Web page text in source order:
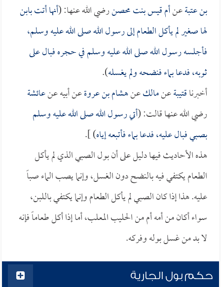
بن عتبةعنأم قيس بنت محصنرضي الله عنها: (أنها أتت بابن
لها صغير لم يأكل الطعام إلى رسول الله صلى الله عليه وسلم،
فأجلسه رسول الله صلى الله عليه وسلم في حجره فبال على
ثوبه، فدعا بماء فنضحه ولم يغسله).
أخبرناقتيبةعنمالكعنهشام بن عروةعن أبيه عنعائشة
رضي الله عنها قالت: (أتي رسول الله صلى الله عليه وسلم
بصبي فبال عليه، فدعا بماء فأتبعه إياه) ].
هذه الأحاديث فيها دليل على أن بول الصبي الذي لم يأكل
الطعام يكتفي فيه بالنضح دون الغسل، وإنما يصب الماء صباً
عليه. هذا إذا كان الصبي لم يأكل الطعام وإنما يكتفي باللبن،
سواء أكان من أمه أم من الحليب المعلب، أما إذا أكل طعاماً فإنه
لا بد من غسل بوله وفركه.
حكم بول الجارية